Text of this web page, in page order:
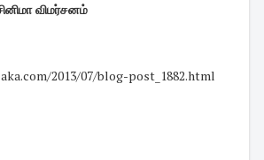
விமர்சனம்
2013/07/blog-post_1882.html